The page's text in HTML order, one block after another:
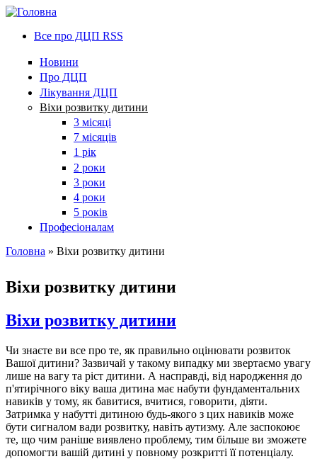
Все про ДЦП RSS
Новини
Про ДЦП
Лікування ДЦП
Віхи розвитку дитини
3 місяці
7 місяців
1 рік
2 роки
3 роки
4 роки
5 років
Професіоналам
Головна » Віхи розвитку дитини
Віхи розвитку дитини
Віхи розвитку дитини
Чи знаєте ви все про те, як правильно оцінювати розвиток
Вашої дитини? Зазвичай у такому випадку ми звертаємо увагу
лише на вагу та ріст дитини. А насправді, від народження до
п'ятирічного віку ваша дитина має набути фундаментальних
навиків у тому, як бавитися, вчитися, говорити, діяти.
Затримка у набутті дитиною будь-якого з цих навиків може
бути сигналом вади розвитку, навіть аутизму. Але заспокоює
те, що чим раніше виявлено проблему, тим більше ви зможете
допомогти вашій дитині у повному розкритті її потенціалу.